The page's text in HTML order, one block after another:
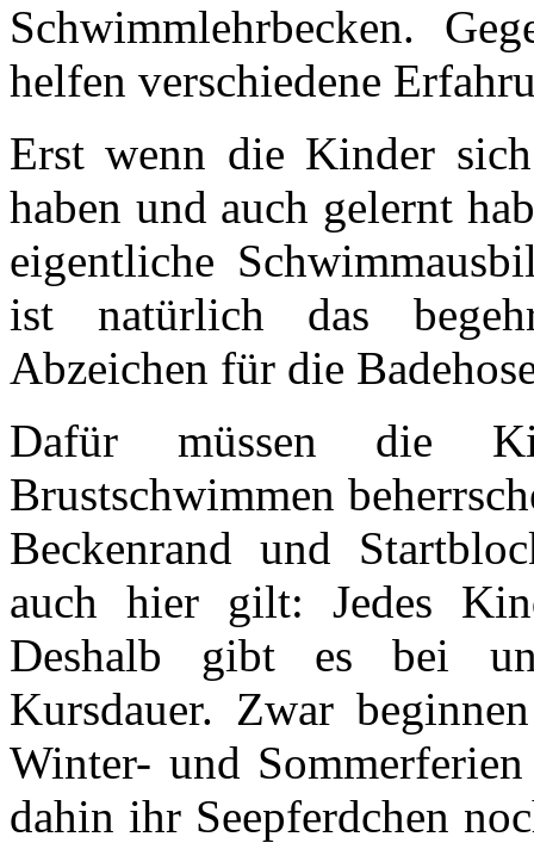
Schwimmlehrbecken.
helfen verschiedene
Erst wenn die Kinder
haben und auch gelernt
eigentliche
ist natürlich das
Abzeichen für die
Dafür müssen die
Brustschwimmen
Beckenrand und
auch hier gilt: Jedes
Deshalb gibt es bei
Kursdauer. Zwar
Winter- und
dahin ihr Seepferdchen